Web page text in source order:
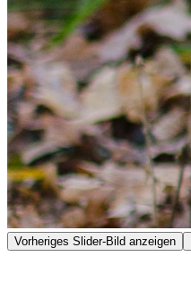
Vorheriges Slider-Bild anzeigen